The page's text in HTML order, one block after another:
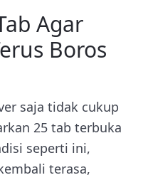
Agar
Boros
saja tidak cukup
25 tab terbuka
seperti ini,
terasa,